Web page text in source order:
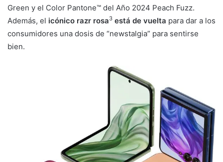
Green y el Color Pantone™ del Año 2024 Peach Fuzz.
Además, el icónico razr rosa3 está de vuelta para dar a los
consumidores una dosis de “newstalgia” para sentirse
bien.